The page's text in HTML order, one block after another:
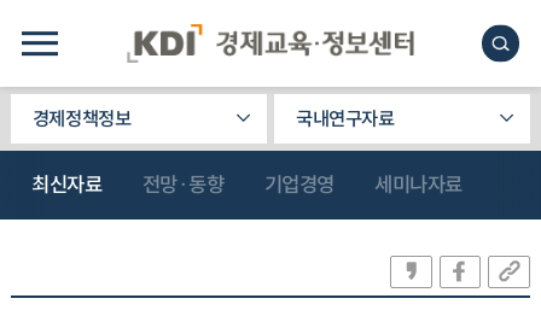
경제정책정보 국내연구자료
최신자료 전망·동향 기업경영 세미나자료